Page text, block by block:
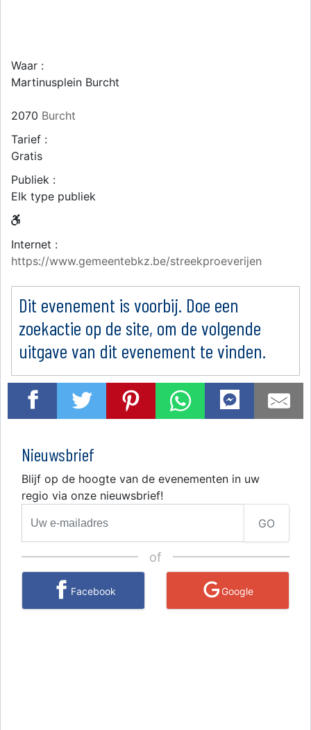
Waar :
Martinusplein Burcht
2070 Burcht
Tarief :
Gratis
Publiek :
Elk type publiek
Internet :
https://www.gemeentebkz.be/streekproeverijen
Dit evenement is voorbij. Doe een
zoekactie op de site, om de volgende
uitgave van dit evenement te vinden.
Nieuwsbrief
Blijf op de hoogte van de evenementen in uw
regio via onze nieuwsbrief!
GO
of
Facebook Google